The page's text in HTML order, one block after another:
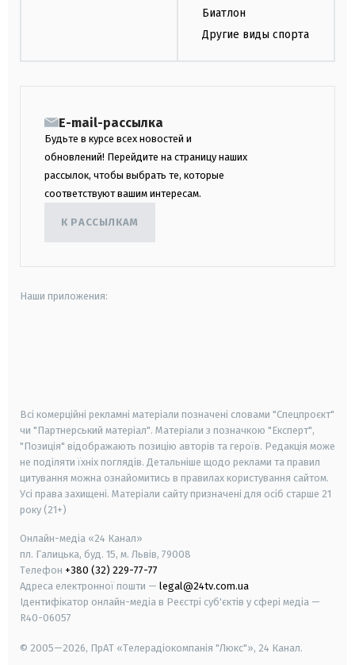
Биатлон
Другие виды спорта
E-mail-рассылка
Будьте в курсе всех новостей и
обновлений! Перейдите на страницу наших
рассылок, чтобы выбрать те, которые
соответствуют вашим интересам.
К РАССЫЛКАМ
Наши приложения:
Всі комерційні рекламні матеріали позначені словами "Спецпроєкт"
чи "Партнерський матеріал". Матеріали з позначкою "Експерт",
"Позиція" відображають позицію авторів та героїв. Редакція може
не поділяти їхніх поглядів. Детальніше щодо реклами та правил
цитування можна ознайомитись в правилах користування сайтом.
Усі права захищені. Матеріали сайту призначені для осіб старше 21
року (21+)
Онлайн-медіа «24 Канал»
пл. Галицька, буд. 15, м. Львів, 79008
Телефон +380 (32) 229-77-77
Адреса електронної пошти — legal@24tv.com.ua
Ідентифікатор онлайн-медіа в Реєстрі суб'єктів у сфері медіа —
R40-06057
© 2005—2026, ПрАТ «Телерадіокомпанія "Люкс"», 24 Канал.